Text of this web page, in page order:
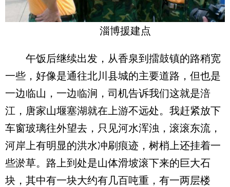
淄博援建点
午饭后继续出发，从香泉到擂鼓镇的路稍宽
一些，好像是通往北川县城的主要道路，但也是
一边临山，一边临涧，司机告诉我们这就是涪
江，唐家山堰塞湖就在上游不远处。我赶紧放下
车窗玻璃往外望去，只见河水浑浊，滚滚东流，
河岸上有明显的洪水冲刷痕迹，树梢上还挂着一
些淤草。路上到处是山体滑坡滚下来的巨大石
块，其中有一块大约有几百吨重，有一两层楼